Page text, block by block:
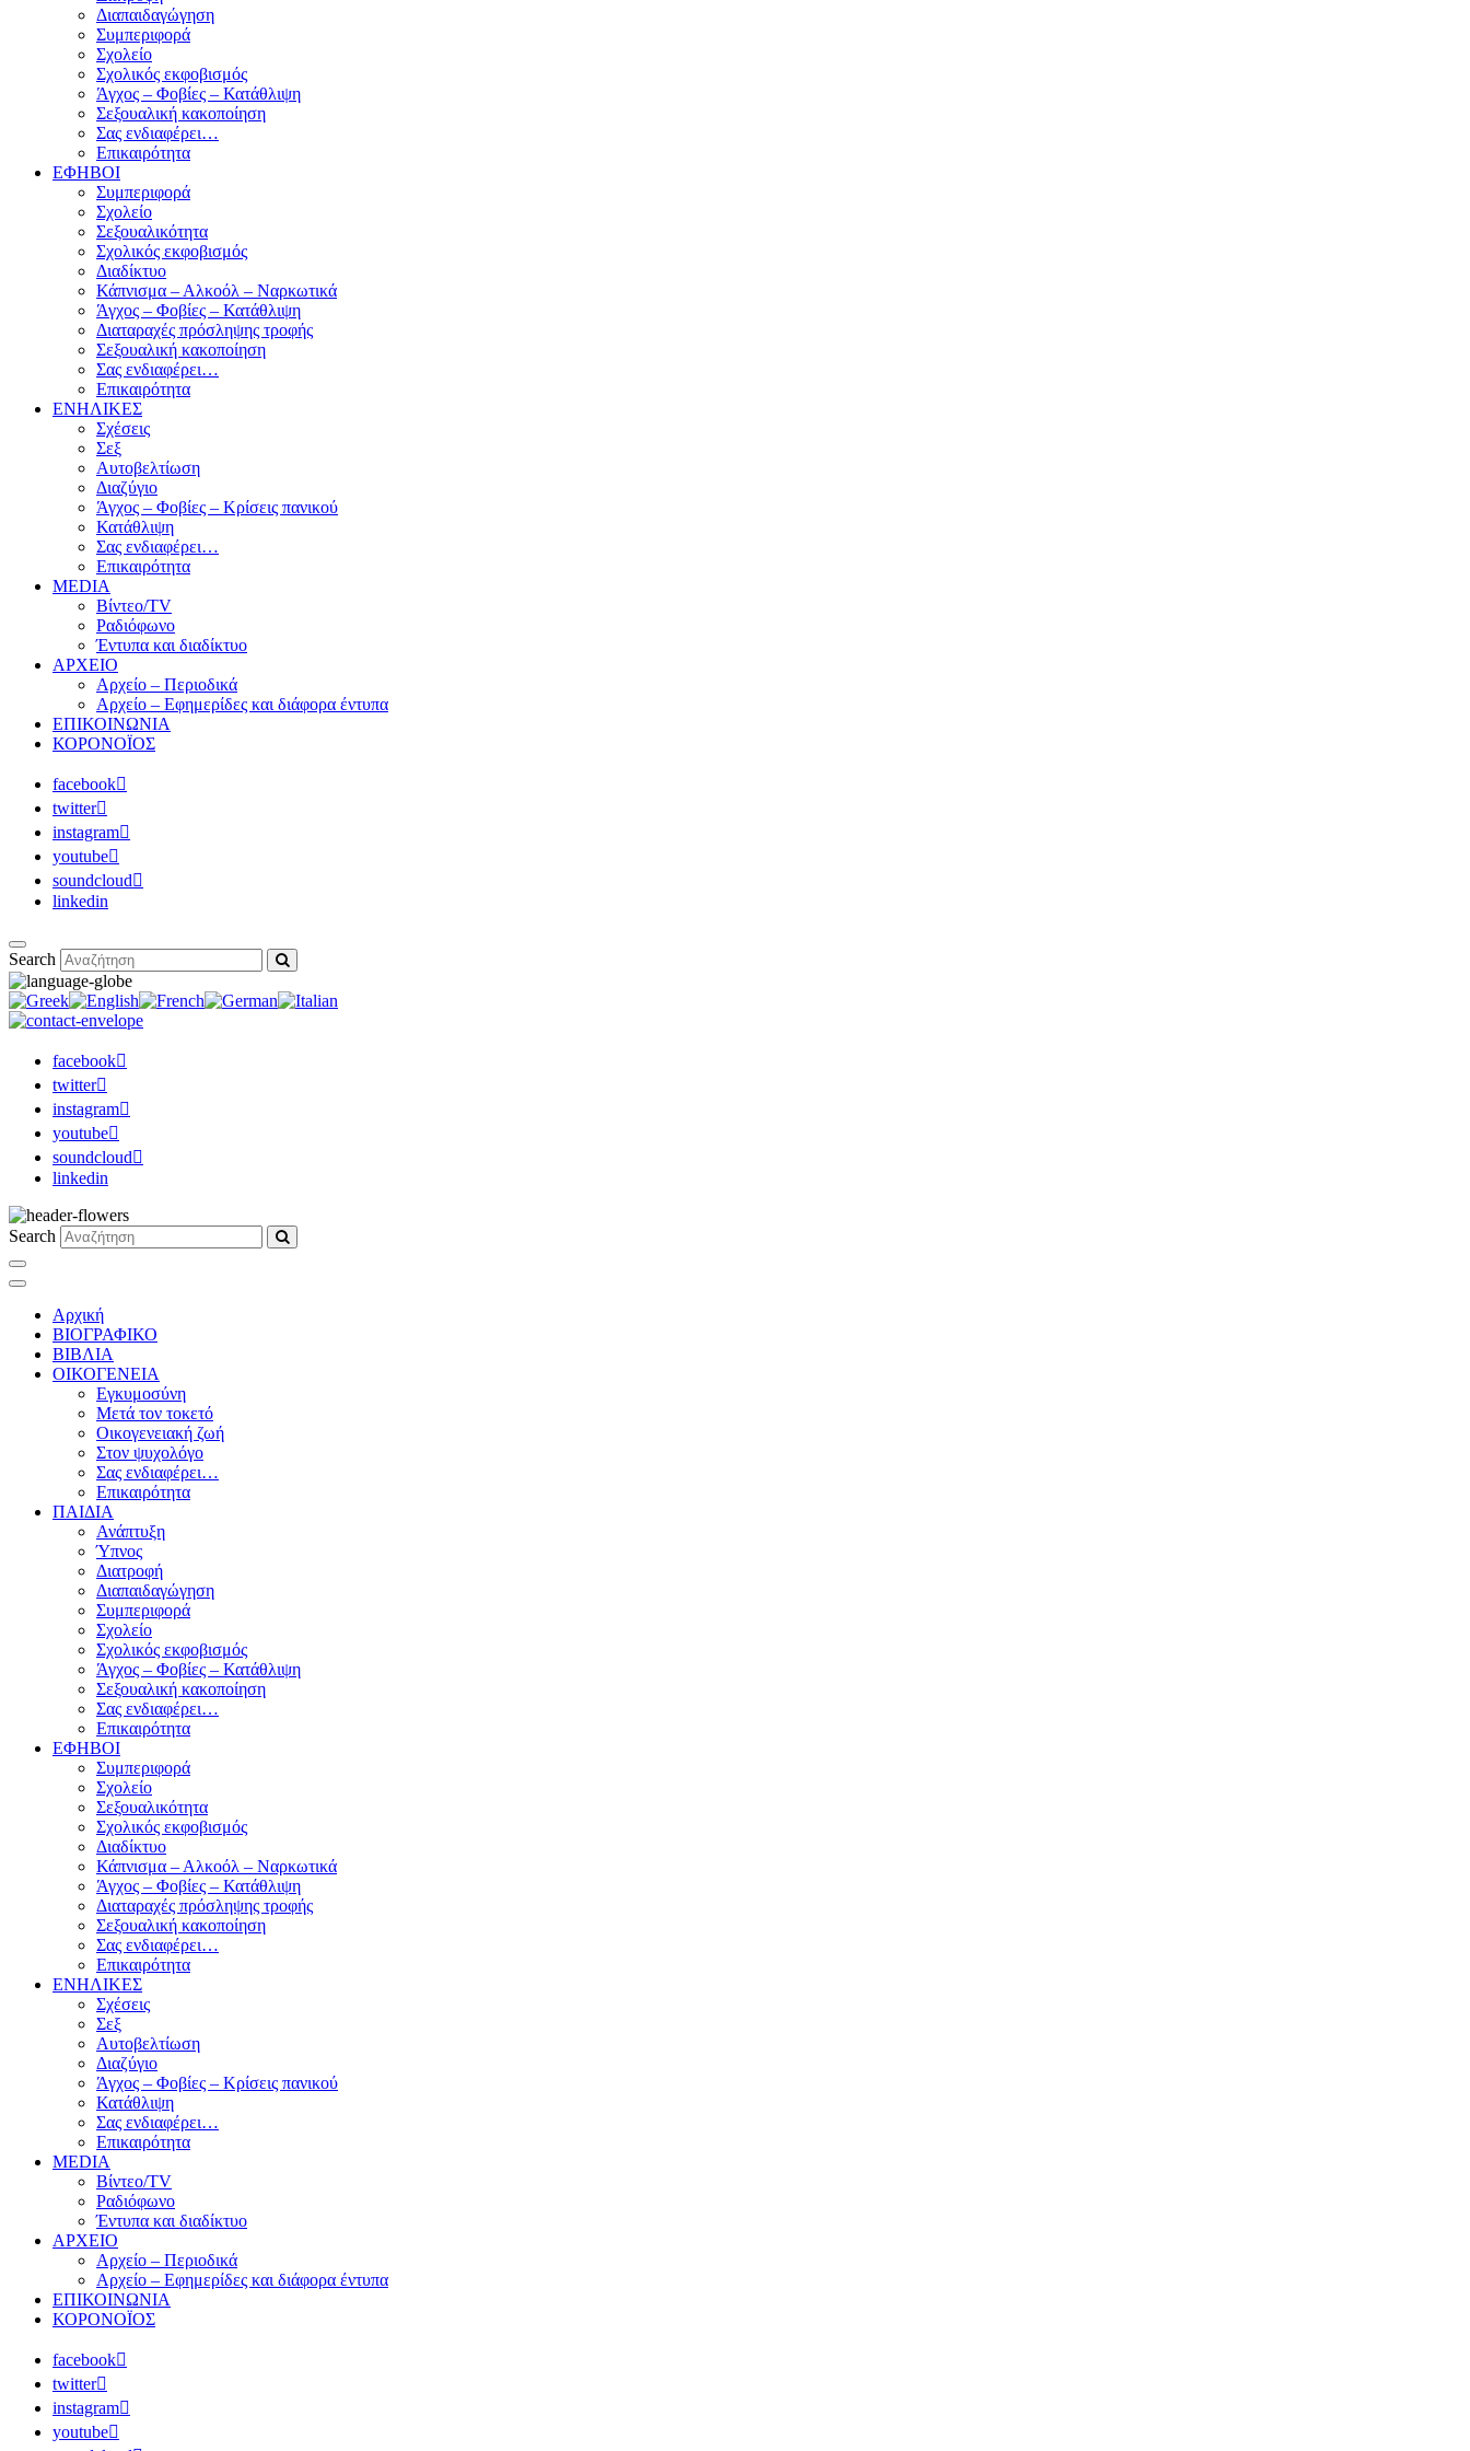
Διαπαιδαγώγηση
Συμπεριφορά
Σχολείο
Σχολικός εκφοβισμός
Άγχος – Φοβίες – Κατάθλιψη
Σεξουαλική κακοποίηση
Σας ενδιαφέρει…
Επικαιρότητα
ΕΦΗΒΟΙ
Συμπεριφορά
Σχολείο
Σεξουαλικότητα
Σχολικός εκφοβισμός
Διαδίκτυο
Κάπνισμα – Αλκοόλ – Ναρκωτικά
Άγχος – Φοβίες – Κατάθλιψη
Διαταραχές πρόσληψης τροφής
Σεξουαλική κακοποίηση
Σας ενδιαφέρει…
Επικαιρότητα
ΕΝΗΛΙΚΕΣ
Σχέσεις
Σεξ
Αυτοβελτίωση
Διαζύγιο
Άγχος – Φοβίες – Κρίσεις πανικού
Κατάθλιψη
Σας ενδιαφέρει…
Επικαιρότητα
MEDIA
Βίντεο/TV
Ραδιόφωνο
Έντυπα και διαδίκτυο
ΑΡΧΕΙΟ
Αρχείο – Περιοδικά
Αρχείο – Εφημερίδες και διάφορα έντυπα
ΕΠΙΚΟΙΝΩΝΙΑ
ΚΟΡΟΝΟΪΟΣ
facebook
twitter
instagram
youtube
soundcloud
linkedin
Search
facebook
twitter
instagram
youtube
soundcloud
linkedin
Search
Αρχική
ΒΙΟΓΡΑΦΙΚΟ
ΒΙΒΛΙΑ
ΟΙΚΟΓΕΝΕΙΑ
Εγκυμοσύνη
Μετά τον τοκετό
Οικογενειακή ζωή
Στον ψυχολόγο
Σας ενδιαφέρει…
Επικαιρότητα
ΠΑΙΔΙΑ
Ανάπτυξη
Ύπνος
Διατροφή
Διαπαιδαγώγηση
Συμπεριφορά
Σχολείο
Σχολικός εκφοβισμός
Άγχος – Φοβίες – Κατάθλιψη
Σεξουαλική κακοποίηση
Σας ενδιαφέρει…
Επικαιρότητα
ΕΦΗΒΟΙ
Συμπεριφορά
Σχολείο
Σεξουαλικότητα
Σχολικός εκφοβισμός
Διαδίκτυο
Κάπνισμα – Αλκοόλ – Ναρκωτικά
Άγχος – Φοβίες – Κατάθλιψη
Διαταραχές πρόσληψης τροφής
Σεξουαλική κακοποίηση
Σας ενδιαφέρει…
Επικαιρότητα
ΕΝΗΛΙΚΕΣ
Σχέσεις
Σεξ
Αυτοβελτίωση
Διαζύγιο
Άγχος – Φοβίες – Κρίσεις πανικού
Κατάθλιψη
Σας ενδιαφέρει…
Επικαιρότητα
MEDIA
Βίντεο/TV
Ραδιόφωνο
Έντυπα και διαδίκτυο
ΑΡΧΕΙΟ
Αρχείο – Περιοδικά
Αρχείο – Εφημερίδες και διάφορα έντυπα
ΕΠΙΚΟΙΝΩΝΙΑ
ΚΟΡΟΝΟΪΟΣ
facebook
twitter
instagram
youtube